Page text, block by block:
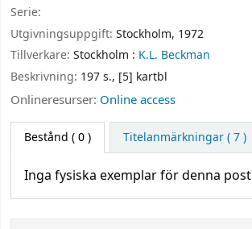
Serie:
Utgivningsuppgift: Stockholm, 1972
Tillverkare: Stockholm : K.L. Beckman
Beskrivning: 197 s., [5] kartbl
Onlineresurser: Online access
Bestånd ( 0 ) Titelanmärkningar ( 7 )
Inga fysiska exemplar för denna post